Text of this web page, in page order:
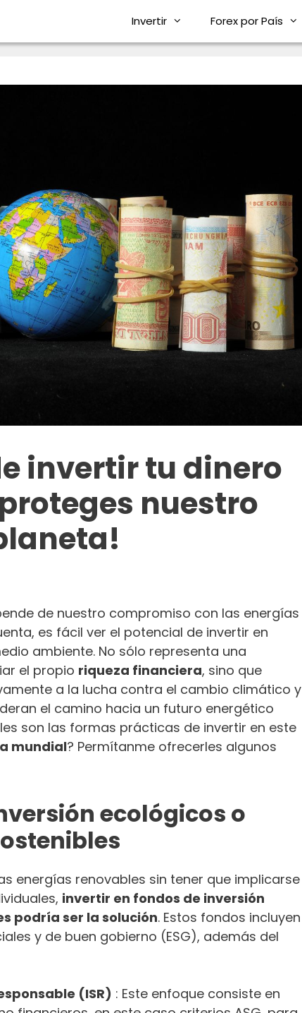
Invertir Forex por País
invertir tu dinero
nuestro
de nuestro compromiso con las energías
es fácil ver el potencial de invertir en
ambiente. No sólo representa una
el propio riqueza financiera, sino que
a la lucha contra el cambio climático y
el camino hacia un futuro energético
son las formas prácticas de invertir en este
mundial? Permítanme ofrecerles algunos
ecológicos o
energías renovables sin tener que implicarse
invertir en fondos de inversión
podría ser la solución. Estos fondos incluyen
y de buen gobierno (ESG), además del
(ISR) : Este enfoque consiste en